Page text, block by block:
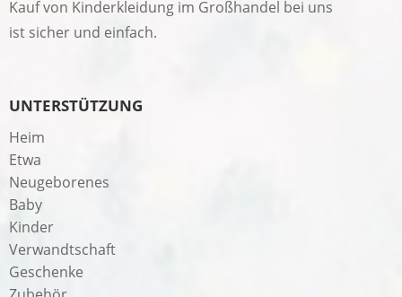
Kauf von Kinderkleidung im Großhandel bei uns
ist sicher und einfach.
UNTERSTÜTZUNG
Heim
Etwa
Neugeborenes
Baby
Kinder
Verwandtschaft
Geschenke